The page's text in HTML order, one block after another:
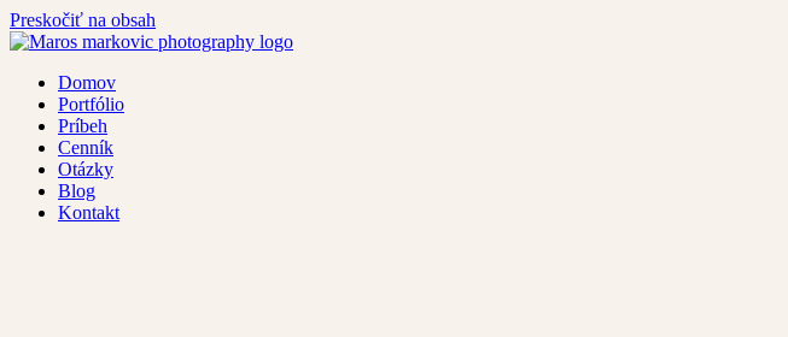
Preskočiť na obsah
Domov
Portfólio
Príbeh
Cenník
Otázky
Blog
Kontakt